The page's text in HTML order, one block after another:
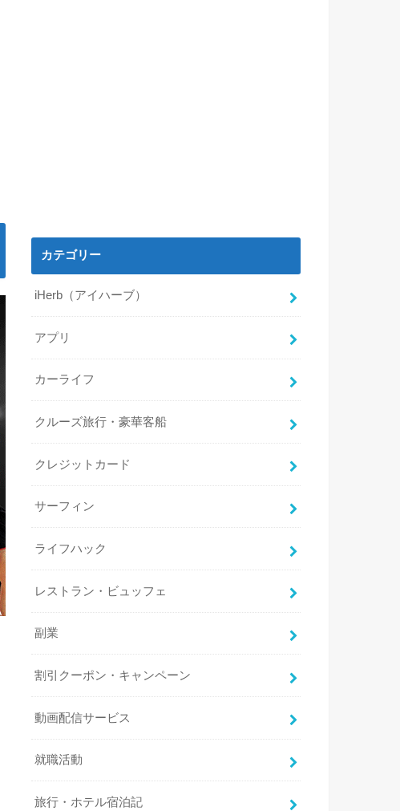
カテゴリー
iHerb（アイハーブ）
アプリ
カーライフ
クルーズ旅行・豪華客船
クレジットカード
サーフィン
ライフハック
レストラン・ビュッフェ
副業
割引クーポン・キャンペーン
動画配信サービス
就職活動
旅行・ホテル宿泊記